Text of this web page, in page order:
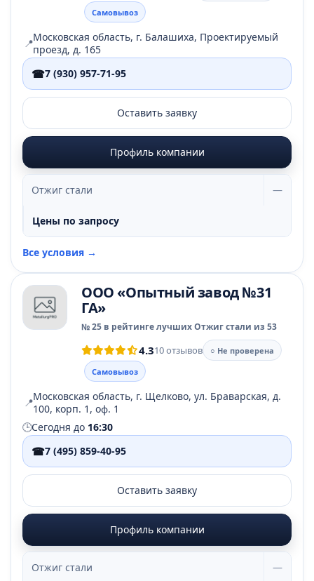
Самовывоз
📍Московская область, г. Балашиха, Проектируемый
проезд, д. 165
☎7 (930) 957-71-95
Оставить заявку
Профиль компании
Отжиг стали —
Цены по запросу
Все условия →
ООО «Опытный завод №31
ГА»
№ 25 в рейтинге лучших Отжиг стали из 53
4.310 отзывов
○ Не проверена
Самовывоз
📍Московская область, г. Щелково, ул. Браварская, д.
100, корп. 1, оф. 1
🕒Сегодня до 16:30
☎7 (495) 859-40-95
Оставить заявку
Профиль компании
Отжиг стали —